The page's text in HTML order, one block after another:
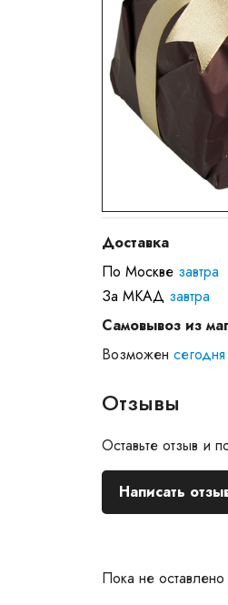
Доставка
По Москве завтра
За МКАД завтра
Самовывоз из
Возможен сегодня
Отзывы
Оставьте отзыв и
Написать
Пока не